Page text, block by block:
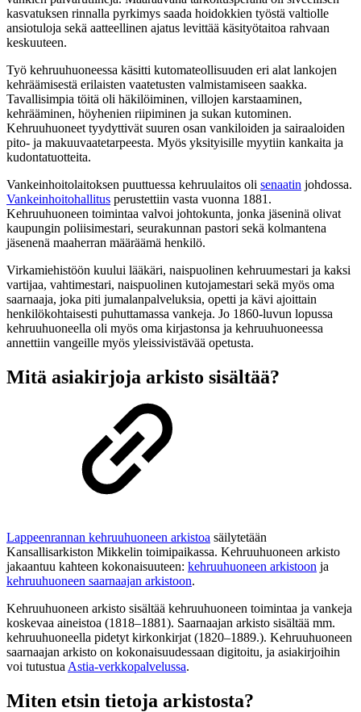
kasvatuksen rinnalla pyrkimys saada hoidokkien työstä valtiolle
ansiotuloja sekä aatteellinen ajatus levittää käsityötaitoa rahvaan
keskuuteen.
Työ kehruuhuoneessa käsitti kutomateollisuuden eri alat lankojen
kehräämisestä erilaisten vaatetusten valmistamiseen saakka.
Tavallisimpia töitä oli häkilöiminen, villojen karstaaminen,
kehrääminen, höyhenien riipiminen ja sukan kutominen.
Kehruuhuoneet tyydyttivät suuren osan vankiloiden ja sairaaloiden
pito- ja makuuvaatetarpeesta. Myös yksityisille myytiin kankaita ja
kudontatuotteita.
Vankeinhoitolaitoksen puuttuessa kehruulaitos oli senaatin johdossa.
Vankeinhoitohallitus perustettiin vasta vuonna 1881.
Kehruuhuoneen toimintaa valvoi johtokunta, jonka jäseninä olivat
kaupungin poliisimestari, seurakunnan pastori sekä kolmantena
jäsenenä maaherran määräämä henkilö.
Virkamiehistöön kuului lääkäri, naispuolinen kehruumestari ja kaksi
vartijaa, vahtimestari, naispuolinen kutojamestari sekä myös oma
saarnaaja, joka piti jumalanpalveluksia, opetti ja kävi ajoittain
henkilökohtaisesti puhuttamassa vankeja. Jo 1860-luvun lopussa
kehruuhuoneella oli myös oma kirjastonsa ja kehruuhuoneessa
annettiin vangeille myös yleissivistävää opetusta.
Mitä asiakirjoja arkisto sisältää?
Lappeenrannan kehruuhuoneen arkistoa säilytetään
Kansallisarkiston Mikkelin toimipaikassa. Kehruuhuoneen arkisto
jakaantuu kahteen kokonaisuuteen: kehruuhuoneen arkistoon ja
kehruuhuoneen saarnaajan arkistoon.
Kehruuhuoneen arkisto sisältää kehruuhuoneen toimintaa ja vankeja
koskevaa aineistoa (1818–1881). Saarnaajan arkisto sisältää mm.
kehruuhuoneella pidetyt kirkonkirjat (1820–1889.). Kehruuhuoneen
saarnaajan arkisto on kokonaisuudessaan digitoitu, ja asiakirjoihin
voi tutustua Astia-verkkopalvelussa.
Miten etsin tietoja arkistosta?